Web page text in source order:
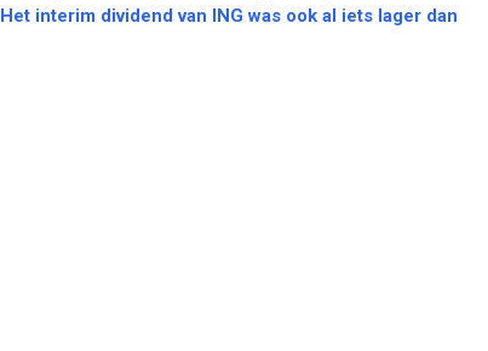
Het interim dividend van ING was ook al iets lager dan